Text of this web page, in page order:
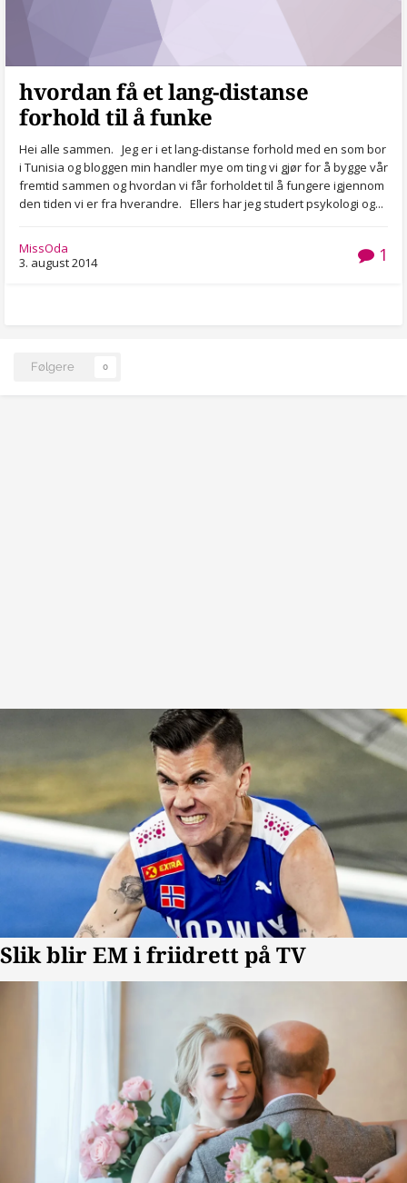
hvordan få et lang-distanse
forhold til å funke
Hei alle sammen. Jeg er i et lang-distanse forhold med en som bor
i Tunisia og bloggen min handler mye om ting vi gjør for å bygge vår
fremtid sammen og hvordan vi får forholdet til å fungere igjennom
den tiden vi er fra hverandre. Ellers har jeg studert psykologi og...
MissOda
3. august 2014
1
Følgere 0